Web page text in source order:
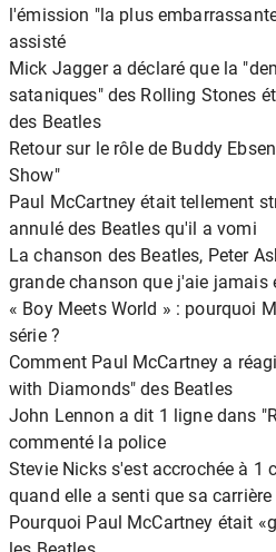
l'émission "la plus
assisté
Mick Jagger a déclaré que la
sataniques" des Rolling Stones
des Beatles
Retour sur le rôle de Buddy
Show"
Paul McCartney était tellement
annulé des Beatles qu'il a vomi
La chanson des Beatles, Peter
grande chanson que j'aie jamais
« Boy Meets World » : pourquoi
série ?
Comment Paul McCartney a
with Diamonds" des Beatles
John Lennon a dit 1 ligne dans
commenté la police
Stevie Nicks s'est accrochée à 1
quand elle a senti que sa
Pourquoi Paul McCartney était